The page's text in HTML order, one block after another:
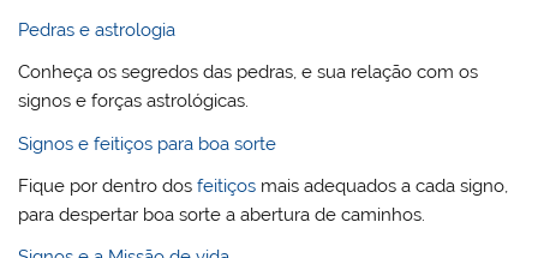
Pedras e astrologia
Conheça os segredos das pedras, e sua relação com os
signos e forças astrológicas.
Signos e feitiços para boa sorte
Fique por dentro dosfeitiços mais adequados a cada signo,
para despertar boa sorte a abertura de caminhos.